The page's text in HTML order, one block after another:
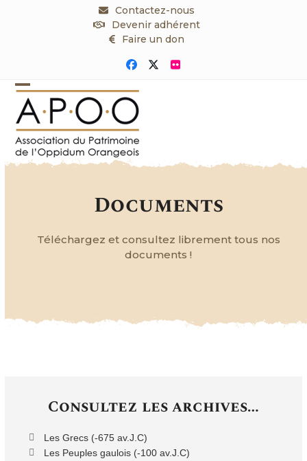
Contactez-nous
Devenir adhérent
Faire un don
Facebook
TwitterFlickr
Open
mobile
menu
Close
mobile
menu
Documents
Téléchargez et consultez librement tous nos
documents !
Consultez les archives…
Les Grecs (-675 av.J.C)
Les Peuples gaulois (-100 av.J.C)